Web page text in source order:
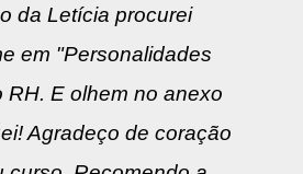
da Letícia procurei
em "Personalidades
RH. E olhem no anexo
Agradeço de coração